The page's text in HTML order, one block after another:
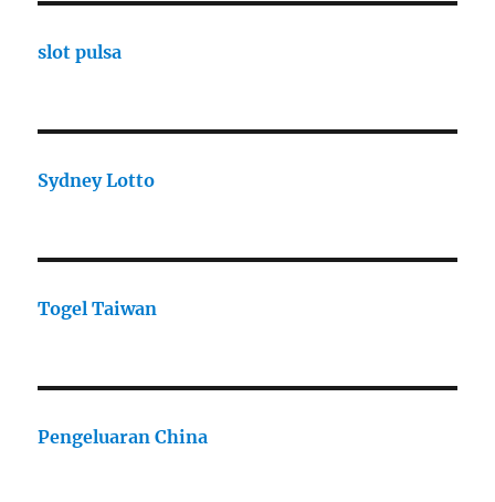
slot pulsa
Sydney Lotto
Togel Taiwan
Pengeluaran China